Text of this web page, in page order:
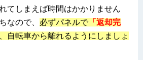
てしまえば時間はかかりません
なので、 必ずパネルで「返却完
自転車から離れるようにしましょ